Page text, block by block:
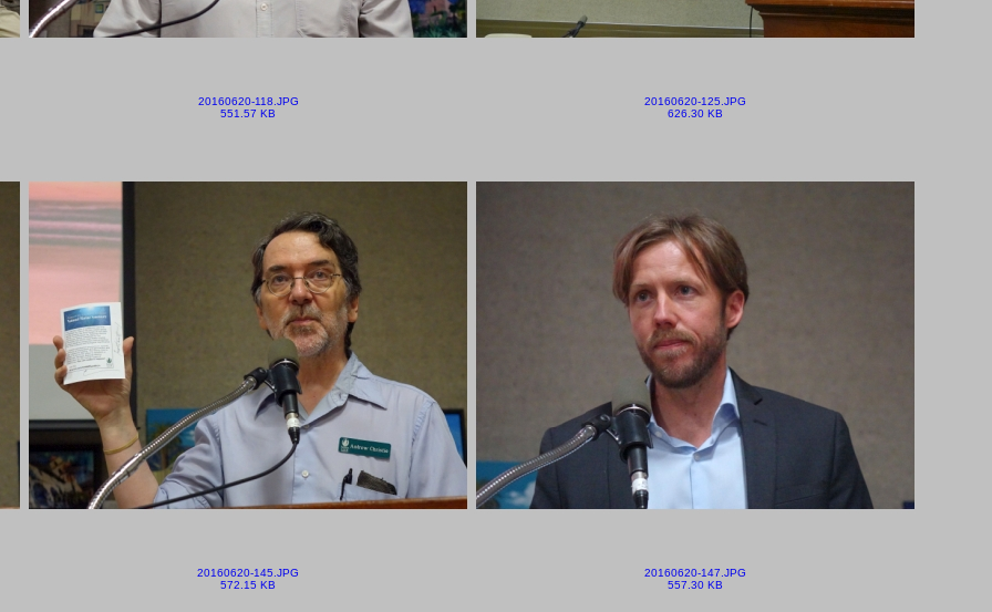
20160620-118.JPG
551.57 KB
20160620-125.JPG
626.30 KB
20160620-145.JPG
572.15 KB
20160620-147.JPG
557.30 KB